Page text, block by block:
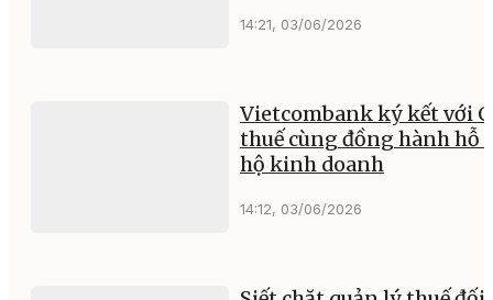
14:21, 03/06/2026
Vietcombank ký kết với
thuế cùng đồng hành hỗ
hộ kinh doanh
14:12, 03/06/2026